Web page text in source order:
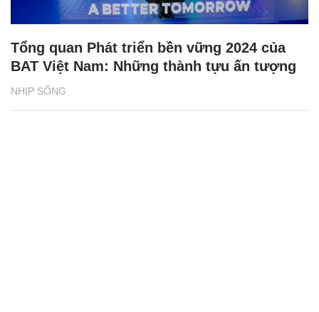
NHỊP SỐNG
Tổng quan Phát triển bền vững 2024 của
BAT Việt Nam: Những thành tựu ấn tượng